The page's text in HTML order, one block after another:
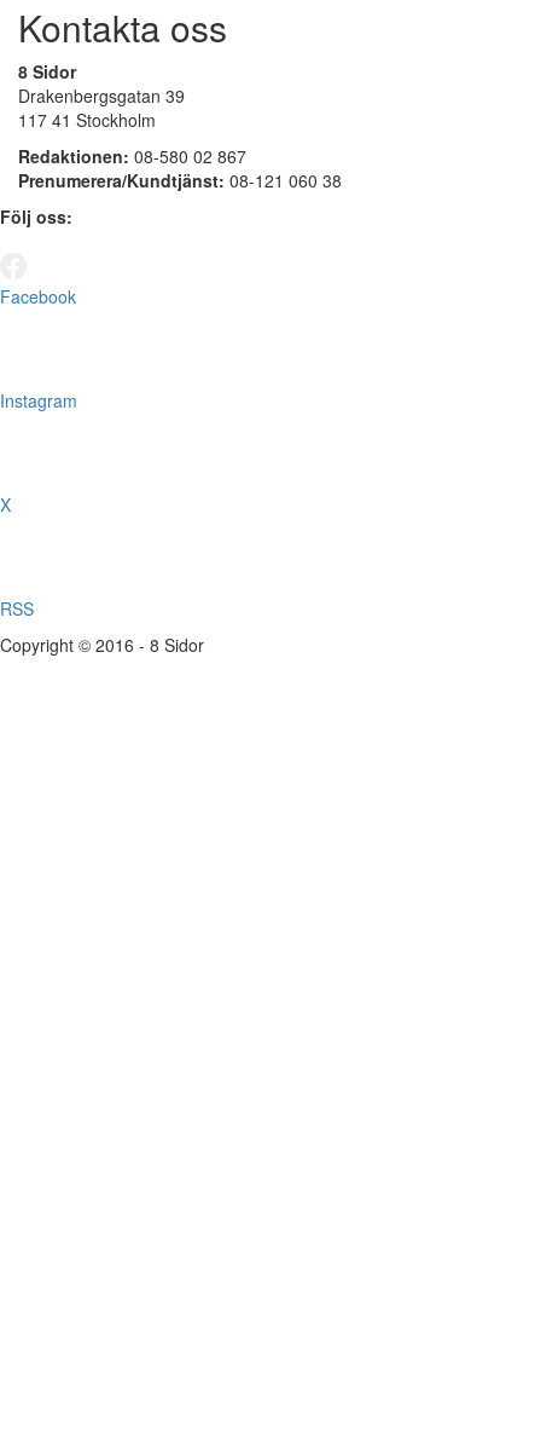
Kontakta oss
8 Sidor
Drakenbergsgatan 39
117 41 Stockholm
Redaktionen: 08-580 02 867
Prenumerera/Kundtjänst: 08-121 060 38
Följ oss:
Facebook
Instagram
X
RSS
Copyright © 2016 - 8 Sidor